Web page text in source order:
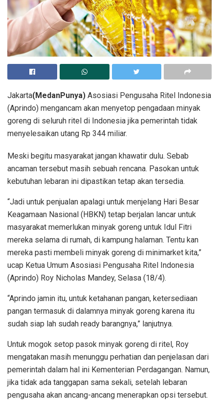
Jakarta(MedanPunya) Asosiasi Pengusaha Ritel Indonesia
(Aprindo) mengancam akan menyetop pengadaan minyak
goreng di seluruh ritel di Indonesia jika pemerintah tidak
menyelesaikan utang Rp 344 miliar.
Meski begitu masyarakat jangan khawatir dulu. Sebab
ancaman tersebut masih sebuah rencana. Pasokan untuk
kebutuhan lebaran ini dipastikan tetap akan tersedia.
“Jadi untuk penjualan apalagi untuk menjelang Hari Besar
Keagamaan Nasional (HBKN) tetap berjalan lancar untuk
masyarakat memerlukan minyak goreng untuk Idul Fitri
mereka selama di rumah, di kampung halaman. Tentu kan
mereka pasti membeli minyak goreng di minimarket kita,”
ucap Ketua Umum Asosiasi Pengusaha Ritel Indonesia
(Aprindo) Roy Nicholas Mandey, Selasa (18/4).
“Aprindo jamin itu, untuk ketahanan pangan, ketersediaan
pangan termasuk di dalamnya minyak goreng karena itu
sudah siap lah sudah ready barangnya,” lanjutnya.
Untuk mogok setop pasok minyak goreng di ritel, Roy
mengatakan masih menunggu perhatian dan penjelasan dari
pemerintah dalam hal ini Kementerian Perdagangan. Namun,
jika tidak ada tanggapan sama sekali, setelah lebaran
pengusaha akan ancang-ancang menerapkan opsi tersebut.